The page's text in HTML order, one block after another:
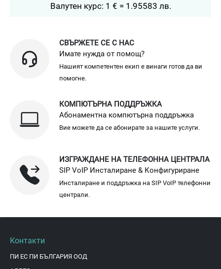
Валутен курс: 1 € = 1.95583 лв.
СВЪРЖЕТЕ СЕ С НАС
Имате нужда от помощ?
Нашият компетентен екип е винаги готов да ви
помогне.
КОМПЮТЪРНА ПОДДРЪЖКА
Абонаментна компютърна поддръжка
Вие можете да се абонирате за нашите услуги.
ИЗГРАЖДАНЕ НА ТЕЛЕФОННА ЦЕНТРАЛА
SIP VoIP Инсталиране & Конфигуриране
Инсталиране и поддръжка на SIP VoIP телефонни
централи.
Контакти
ПИ ЕС ПИ БЪЛГАРИЯ ООД